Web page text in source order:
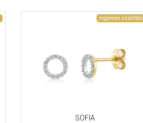
Ingyenes szállítás
SOFIA